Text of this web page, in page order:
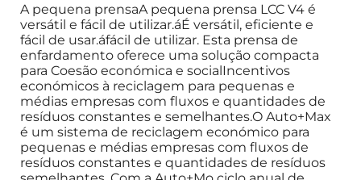
A pequena prensaA pequena prensa LCC V4 é
versátil e fácil de utilizar.áÉ versátil, eficiente e
fácil de usar.áfácil de utilizar. Esta prensa de
enfardamento oferece uma solução compacta
para Coesão económica e socialIncentivos
económicos à reciclagem para pequenas e
médias empresas com fluxos e quantidades de
resíduos constantes e semelhantes.O Auto+Max
é um sistema de reciclagem económico para
pequenas e médias empresas com fluxos de
resíduos constantes e quantidades de resíduos